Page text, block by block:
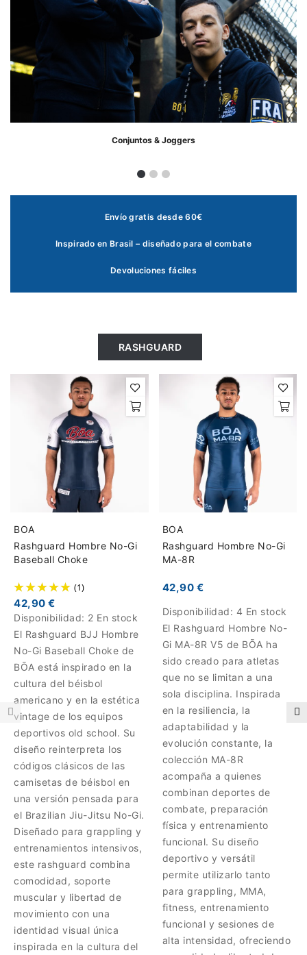
Conjuntos & Joggers
Envío gratis desde 60€
Inspirado en Brasil – diseñado para el combate
Devoluciones fáciles
RASHGUARD
BOA
Rashguard Hombre No-Gi
Baseball Choke
(1)
42,90 €
Disponibilidad: 2 En stock
El Rashguard BJJ Hombre
No-Gi Baseball Choke de
BŌA está inspirado en la
cultura del béisbol
americano y en la estética
vintage de los equipos
deportivos old school. Su
diseño reinterpreta los
códigos clásicos de las
camisetas de béisbol en
una versión pensada para
el Brazilian Jiu-Jitsu No-Gi.
Diseñado para grappling y
entrenamientos intensivos,
este rashguard combina
comodidad, soporte
muscular y libertad de
movimiento con una
identidad visual única
inspirada en la cultura del
BOA
Rashguard Hombre No-Gi
MA-8R
42,90 €
Disponibilidad: 4 En stock
El Rashguard Hombre No-
Gi MA-8R V5 de BŌA ha
sido creado para atletas
que no se limitan a una
sola disciplina. Inspirada
en la resiliencia, la
adaptabilidad y la
evolución constante, la
colección MA-8R
acompaña a quienes
combinan deportes de
combate, preparación
física y entrenamiento
funcional. Su diseño
deportivo y versátil
permite utilizarlo tanto
para grappling, MMA,
fitness, entrenamiento
funcional y sesiones de
alta intensidad, ofreciendo